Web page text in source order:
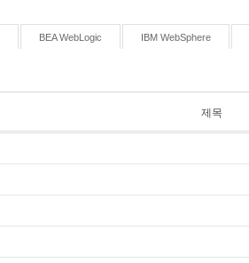
BEA WebLogic IBM WebSphere
제목